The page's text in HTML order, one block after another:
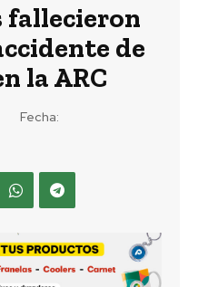
fallecieron
de
la ARC
Fecha: